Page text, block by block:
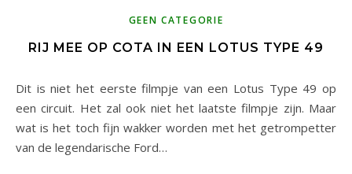
GEEN CATEGORIE
RIJ MEE OP COTA IN EEN LOTUS TYPE 49
Dit is niet het eerste filmpje van een Lotus Type 49 op
een circuit. Het zal ook niet het laatste filmpje zijn. Maar
wat is het toch fijn wakker worden met het getrompetter
van de legendarische Ford…